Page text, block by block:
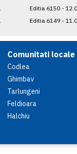
Editia 6150 -
Editia 6149 -
Comunitati locale
Codlea
Ghimbav
Tarlungeni
Feldioara
Halchiu